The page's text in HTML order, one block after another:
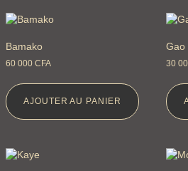
Bamako
60 000 CFA
AJOUTER AU PANIER
Gao
30